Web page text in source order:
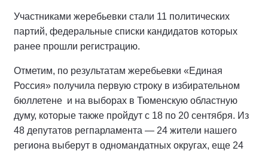
Участниками жеребьевки стали 11 политических
партий, федеральные списки кандидатов которых
ранее прошли регистрацию.
Отметим, по результатам жеребьевки «Единая
Россия» получила первую строку в избирательном
бюллетене и на выборах в Тюменскую областную
думу, которые также пройдут с 18 по 20 сентября. Из
48 депутатов регпарламента — 24 жители нашего
региона выберут в одномандатных округах, еще 24